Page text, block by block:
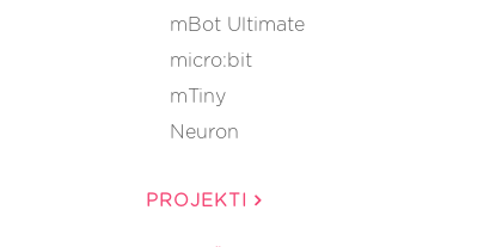
mBot Ultimate
micro:bit
mTiny
Neuron
PROJEKTI